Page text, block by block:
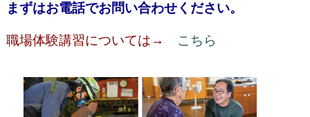
まずはお電話でお問い合わせください。
職場体験講習については→ こちら